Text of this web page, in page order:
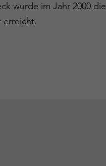
wurde im Jahr 2000 die
erreicht.